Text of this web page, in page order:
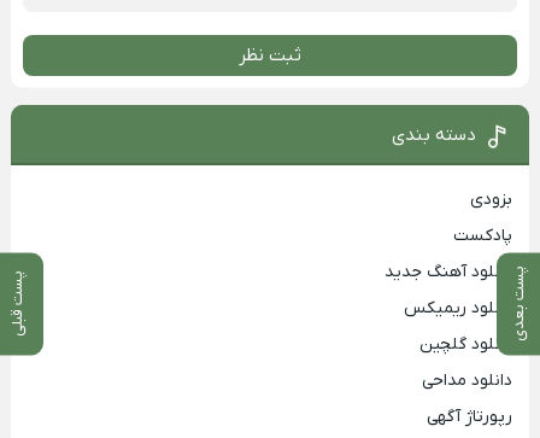
پست بعدی پست قبلی
ثبت نظر
دسته بندی
بزودی
پادکست
دانلود آهنگ جدید
دانلود ریمیکس
دانلود گلچین
دانلود مداحی
رپورتاژ آگهی